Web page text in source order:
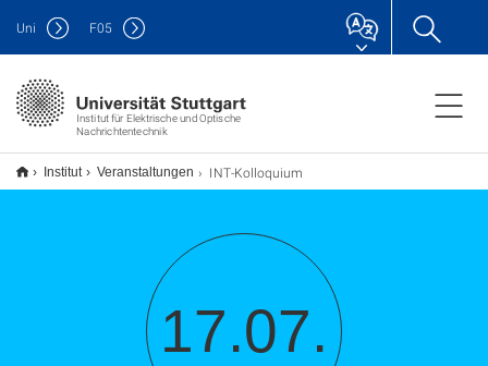
Institut für Elektrische und Optische
Nachrichtentechnik
Uni F05
Institut Veranstaltungen INT-Kolloquium
17.07.